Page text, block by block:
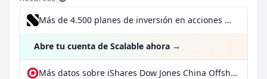
Más de 4.500 planes de inversión en acciones desde 1 €
Abre tu cuenta de Scalable ahora →
Más datos sobre iShares Dow Jones China Offshore 50 UCITS ETF (DE) en extraETF